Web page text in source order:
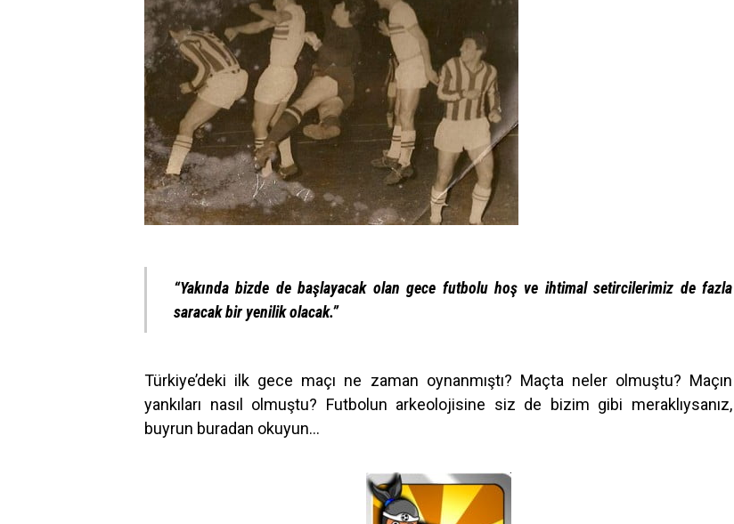
“Yakında bizde de başlayacak olan gece futbolu hoş ve ihtimal setircilerimiz de fazla
saracak bir yenilik olacak.”
Türkiye’deki ilk gece maçı ne zaman oynanmıştı? Maçta neler olmuştu? Maçın
yankıları nasıl olmuştu? Futbolun arkeolojisine siz de bizim gibi meraklıysanız,
buyrun buradan okuyun…